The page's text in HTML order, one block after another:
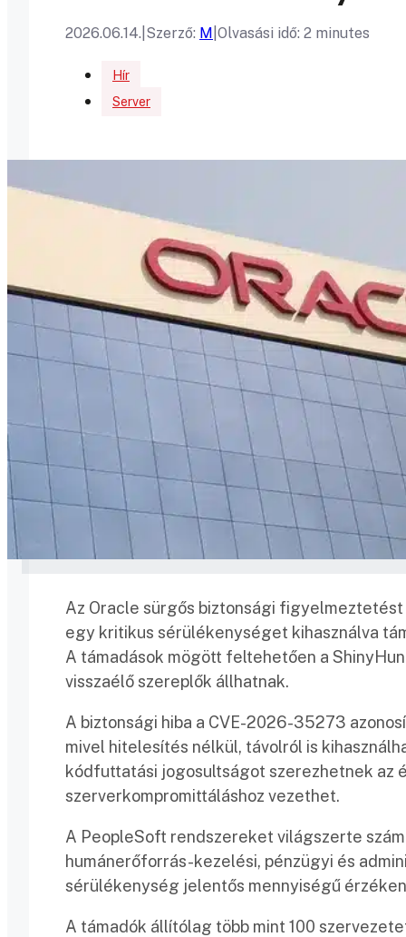
2026.06.14. Szerző: M Olvasási idő: 2 minutes
Hír
Server
Az Oracle sürgős biztonsági
egy kritikus sérülékenységet kihasználva
A támadások mögött feltehetően a
visszaélő szereplők állhatnak.
A biztonsági hiba a CVE-2026-35273
mivel hitelesítés nélkül, távolról is
kódfuttatási jogosultságot szerezhetnek az
szerverkompromittáláshoz vezethet.
A PeopleSoft rendszereket világszerte
humánerőforrás-kezelési, pénzügyi és
sérülékenység jelentős mennyiségű
A támadók állítólag több mint 100